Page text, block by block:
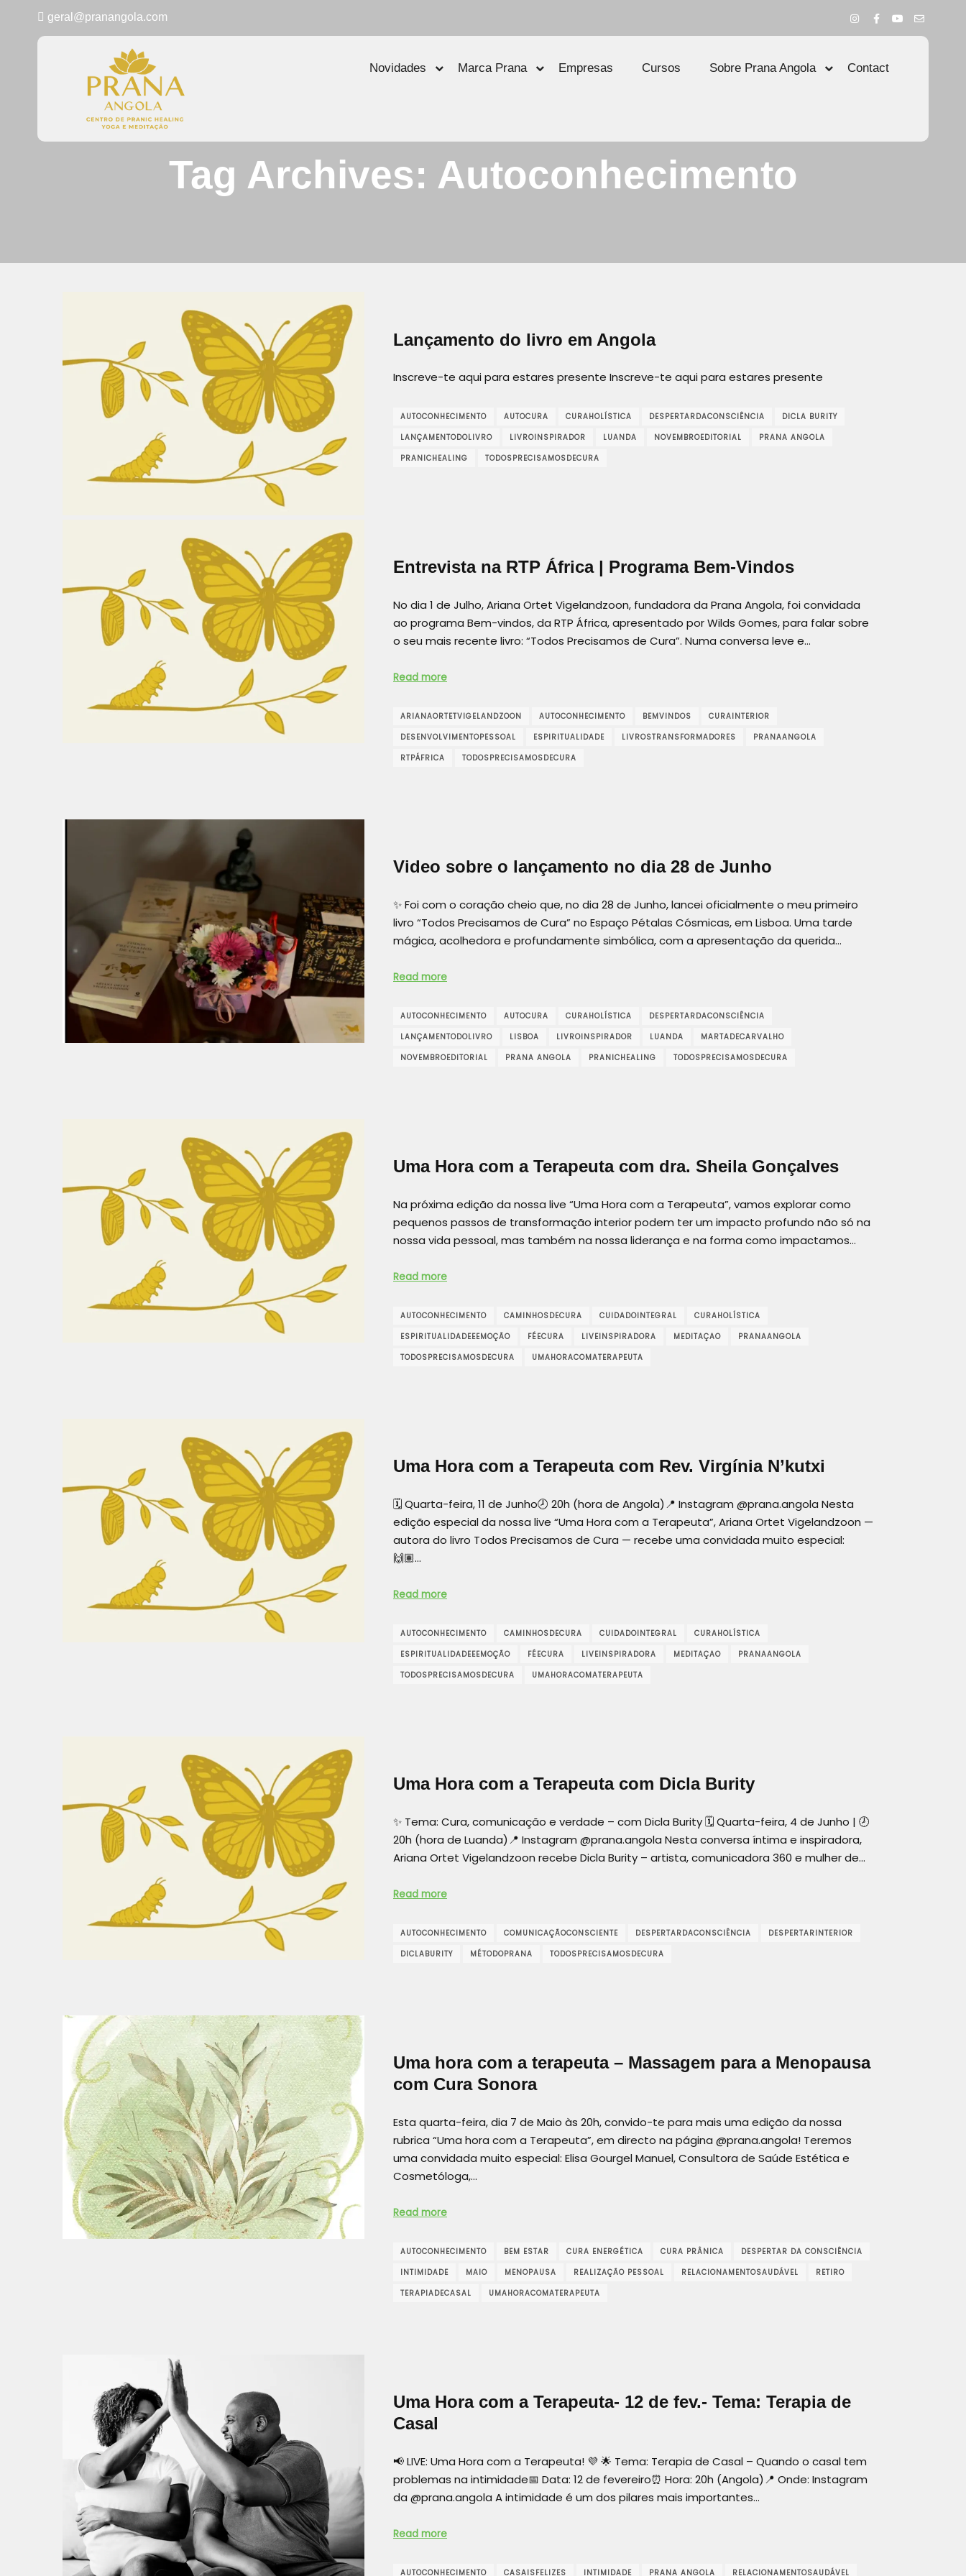
geral@pranangola.com
Novidades Marca Prana Empresas Cursos Sobre Prana Angola Contact
Tag Archives: Autoconhecimento
Lançamento do livro em Angola
Inscreve-te aqui para estares presente Inscreve-te aqui para estares presente
AUTOCONHECIMENTO AUTOCURA CURAHOLÍSTICA DESPERTARDACONSCIÊNCIA
DICLA BURITY
LANÇAMENTODOLIVRO
LIVROINSPIRADOR LUANDA NOVEMBROEDITORIAL
PRANA ANGOLA
PRANICHEALING
TODOSPRECISAMOSDECURA
Entrevista na RTP África | Programa Bem-Vindos
No dia 1 de Julho, Ariana Ortet Vigelandzoon, fundadora da Prana Angola, foi convidada
ao programa Bem-vindos, da RTP África, apresentado por Wilds Gomes, para falar sobre
o seu mais recente livro: “Todos Precisamos de Cura”. Numa conversa leve e…
Read more
ARIANAORTETVIGELANDZOON AUTOCONHECIMENTO BEMVINDOS
CURAINTERIOR
DESENVOLVIMENTOPESSOAL
ESPIRITUALIDADE LIVROSTRANSFORMADORES
PRANAANGOLA
RTPÁFRICA
TODOSPRECISAMOSDECURA
Video sobre o lançamento no dia 28 de Junho
✨ Foi com o coração cheio que, no dia 28 de Junho, lancei oficialmente o meu primeiro
livro “Todos Precisamos de Cura” no Espaço Pétalas Cósmicas, em Lisboa. Uma tarde
mágica, acolhedora e profundamente simbólica, com a apresentação da querida…
Read more
AUTOCONHECIMENTO AUTOCURA CURAHOLÍSTICA
DESPERTARDACONSCIÊNCIA
LANÇAMENTODOLIVRO
LISBOA LIVROINSPIRADOR LUANDA
MARTADECARVALHO
NOVEMBROEDITORIAL
PRANA ANGOLA PRANICHEALING TODOSPRECISAMOSDECURA
Uma Hora com a Terapeuta com dra. Sheila Gonçalves
Na próxima edição da nossa live “Uma Hora com a Terapeuta”, vamos explorar como
pequenos passos de transformação interior podem ter um impacto profundo não só na
nossa vida pessoal, mas também na nossa liderança e na forma como impactamos…
Read more
AUTOCONHECIMENTO CAMINHOSDECURA CUIDADOINTEGRAL
CURAHOLÍSTICA
ESPIRITUALIDADEEEMOÇÃO
FÉECURA LIVEINSPIRADORA MEDITAÇAO
PRANAANGOLA
TODOSPRECISAMOSDECURA
UMAHORACOMATERAPEUTA
Uma Hora com a Terapeuta com Rev. Virgínia N’kutxi
🗓 Quarta-feira, 11 de Junho🕗 20h (hora de Angola)📍 Instagram @prana.angola Nesta
edição especial da nossa live “Uma Hora com a Terapeuta”, Ariana Ortet Vigelandzoon —
autora do livro Todos Precisamos de Cura — recebe uma convidada muito especial:
🙌🏽…
Read more
AUTOCONHECIMENTO CAMINHOSDECURA CUIDADOINTEGRAL
CURAHOLÍSTICA
ESPIRITUALIDADEEEMOÇÃO
FÉECURA LIVEINSPIRADORA MEDITAÇAO
PRANAANGOLA
TODOSPRECISAMOSDECURA
UMAHORACOMATERAPEUTA
Uma Hora com a Terapeuta com Dicla Burity
✨ Tema: Cura, comunicação e verdade – com Dicla Burity 🗓 Quarta-feira, 4 de Junho | 🕗
20h (hora de Luanda)📍 Instagram @prana.angola Nesta conversa íntima e inspiradora,
Ariana Ortet Vigelandzoon recebe Dicla Burity – artista, comunicadora 360 e mulher de…
Read more
AUTOCONHECIMENTO COMUNICAÇÃOCONSCIENTE DESPERTARDACONSCIÊNCIA
DESPERTARINTERIOR
DICLABURITY
MÉTODOPRANA TODOSPRECISAMOSDECURA
Uma hora com a terapeuta – Massagem para a Menopausa
com Cura Sonora
Esta quarta-feira, dia 7 de Maio às 20h, convido-te para mais uma edição da nossa
rubrica “Uma hora com a Terapeuta”, em directo na página @prana.angola! Teremos
uma convidada muito especial: Elisa Gourgel Manuel, Consultora de Saúde Estética e
Cosmetóloga,…
Read more
AUTOCONHECIMENTO BEM ESTAR CURA ENERGÉTICA CURA PRÂNICA
DESPERTAR DA CONSCIÊNCIA
INTIMIDADE
MAIO MENOPAUSA REALIZAÇÃO PESSOAL RELACIONAMENTOSAUDÁVEL
RETIRO
TERAPIADECASAL
UMAHORACOMATERAPEUTA
Uma Hora com a Terapeuta- 12 de fev.- Tema: Terapia de
Casal
📢 LIVE: Uma Hora com a Terapeuta! 💜 🌟 Tema: Terapia de Casal – Quando o casal tem
problemas na intimidade📅 Data: 12 de fevereiro⏰ Hora: 20h (Angola)📍 Onde: Instagram
da @prana.angola A intimidade é um dos pilares mais importantes…
Read more
AUTOCONHECIMENTO CASAISFELIZES INTIMIDADE PRANA ANGOLA RELACIONAMENTOSAUDÁVEL